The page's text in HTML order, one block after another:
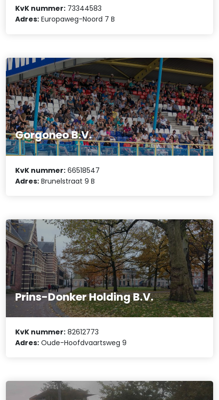
KvK nummer: 73344583
Adres: Europaweg-Noord 7 B
Gorgoneo B.V.
KvK nummer: 66518547
Adres: Brunelstraat 9 B
Prins-Donker Holding B.V.
KvK nummer: 82612773
Adres: Oude-Hoofdvaartsweg 9